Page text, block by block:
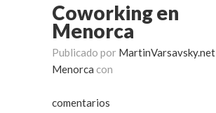
Coworking en
Menorca
Publicado por MartinVarsavsky.net
Menorca con
comentarios